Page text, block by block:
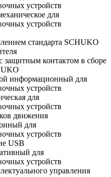
устройств
для
устройств
стандарта SCHUKO
защитным контактом в сборе
информационный для
устройств
для
устройств
движения
для
устройств
USB
для
устройств
управления